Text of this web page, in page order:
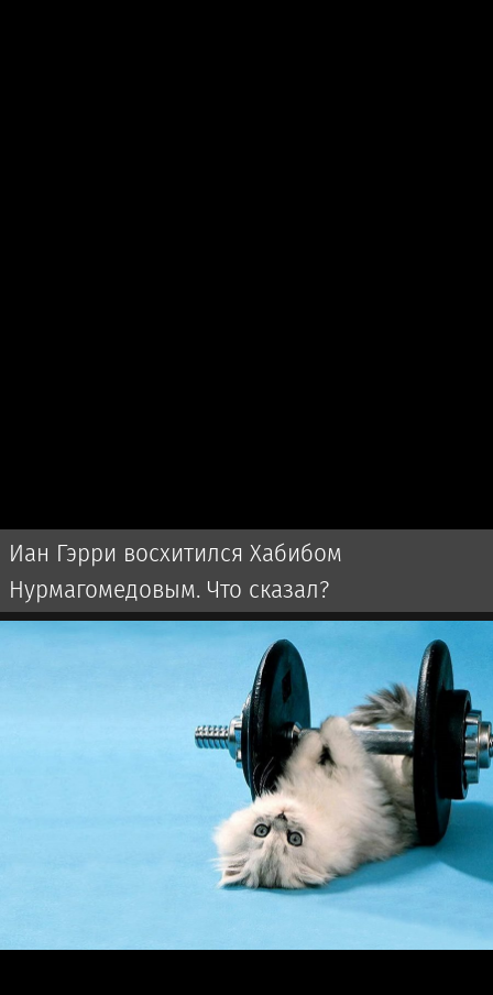
Иан Гэрри восхитился Хабибом
Нурмагомедовым. Что сказал?